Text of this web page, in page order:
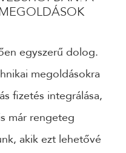
AJÁNLATUNKAT
egyszerű dolog.
megoldásokra
fizetés integrálása,
már rengeteg
akik ezt lehetővé